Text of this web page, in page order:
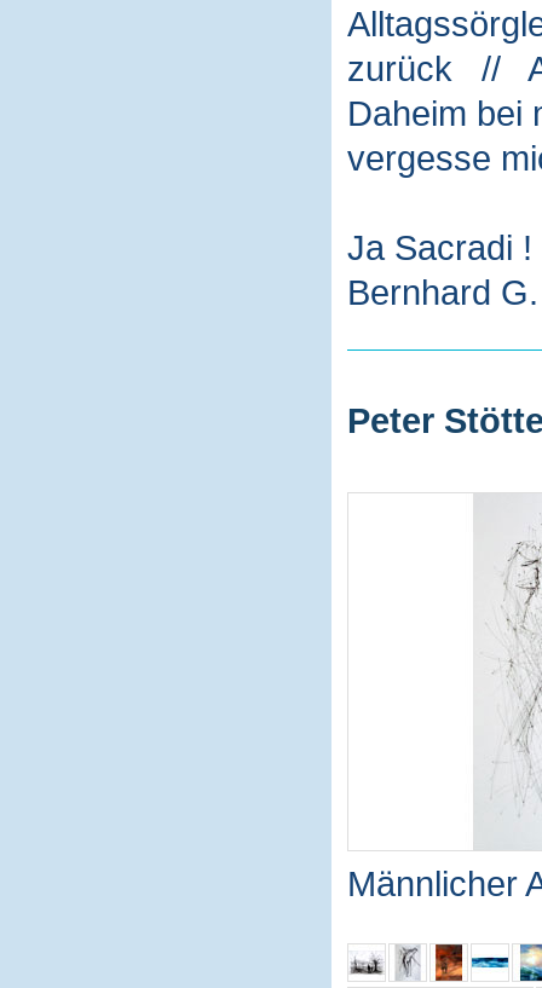
zurück //
Daheim
vergesse
Ja Sacradi
Bernhard
Peter
Männlicher